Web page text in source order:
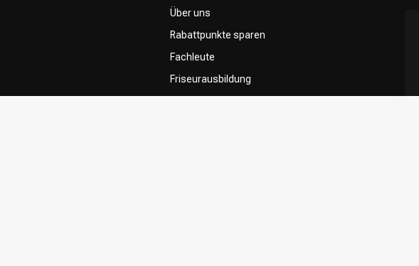
Über uns
Rabattpunkte sparen
Fachleute
Friseurausbildung